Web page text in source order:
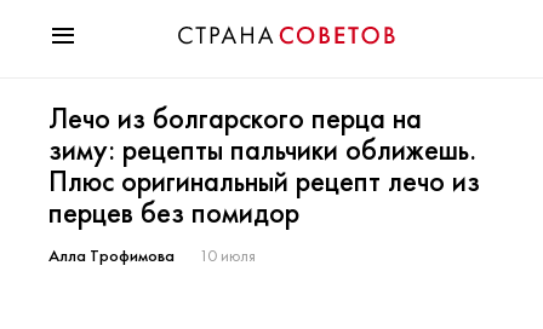
Мода
Звезды
Гороскопы
Здоровье
Психология
Лечо из болгарского перца на
зиму: рецепты пальчики оближешь.
Плюс оригинальный рецепт лечо из
перцев без помидор
Алла Трофимова 10 июля